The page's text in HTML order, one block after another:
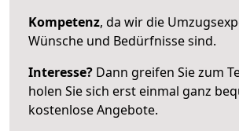
Kompetenz, da wir die
Wünsche und Bedürfnisse sind.
Interesse? Dann greifen Sie zum
holen Sie sich erst einmal ganz
kostenlose Angebote.